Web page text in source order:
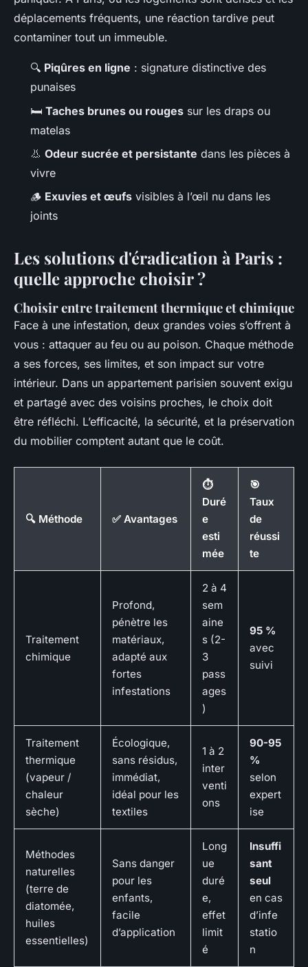
déplacements fréquents, une réaction tardive peut
contaminer tout un immeuble.
🔍 Piqûres en ligne : signature distinctive des
punaises
🛏️ Taches brunes ou rouges sur les draps ou
matelas
👃 Odeur sucrée et persistante dans les pièces à
vivre
🪵 Exuvies et œufs visibles à l’œil nu dans les
joints
Les solutions d'éradication à Paris :
quelle approche choisir ?
Choisir entre traitement thermique et chimique
Face à une infestation, deux grandes voies s’offrent à
vous : attaquer au feu ou au poison. Chaque méthode
a ses forces, ses limites, et son impact sur votre
intérieur. Dans un appartement parisien souvent exigu
et partagé avec des voisins proches, le choix doit
être réfléchi. L’efficacité, la sécurité, et la préservation
du mobilier comptent autant que le coût.
🔍 Méthode ✅ Avantages
⏱️
Duré
e
esti
mée
🎯
Taux
de
réussi
te
Traitement
chimique
Profond,
pénètre les
matériaux,
adapté aux
fortes
infestations
2 à 4
sem
aine
s (2-
3
pass
ages
)
95 %
avec
suivi
Traitement
thermique
(vapeur /
chaleur
sèche)
Écologique,
sans résidus,
immédiat,
idéal pour les
textiles
1 à 2
inter
venti
ons
90-95
%
selon
expert
ise
Méthodes
naturelles
(terre de
diatomée,
huiles
essentielles)
Sans danger
pour les
enfants,
facile
d’application
Long
ue
duré
e,
effet
limit
é
Insuffi
sant
seul
en cas
d’infe
statio
n